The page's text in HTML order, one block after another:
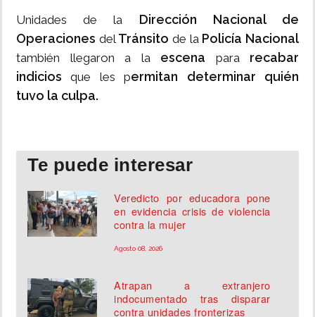
Unidades de la Dirección Nacional de
Operaciones del Tránsito de la Policía Nacional
también llegaron a la escena para recabar
indicios que les permitan determinar quién
tuvo la culpa.
Te puede interesar
Veredicto por educadora pone
en evidencia crisis de violencia
contra la mujer
Agosto 08, 2026
Atrapan a extranjero
indocumentado tras disparar
contra unidades fronterizas